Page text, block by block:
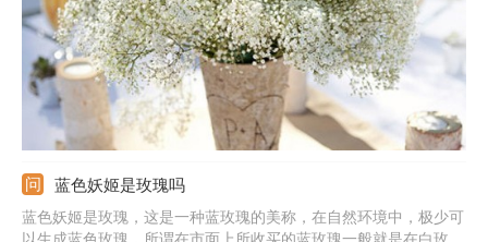
蓝色妖姬是玫瑰吗
蓝色妖姬是玫瑰，这是一种蓝玫瑰的美称，在自然环境中，极少可
以生成蓝色玫瑰，所谓在市面上所收买的蓝玫瑰一般就是在白玫瑰